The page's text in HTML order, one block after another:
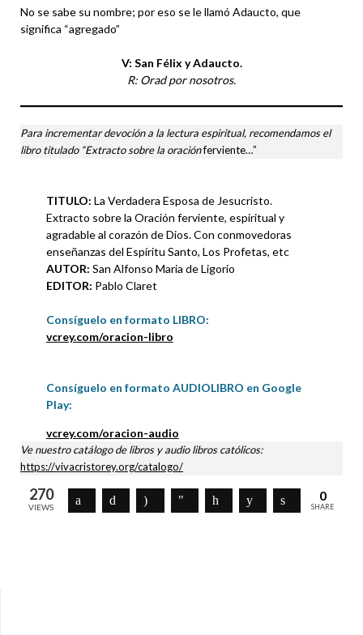
No se sabe su nombre; por eso se le llamó Adaucto, que
significa “agregado”
V: San Félix y Adaucto.
R: Orad por nosotros.
Para incrementar devoción a la lectura espiritual, recomendamos el
libro titulado “Extracto sobre la oraciónferviente…”
TITULO: La Verdadera Esposa de Jesucristo.
Extracto sobre la Oración ferviente, espiritual y
agradable al corazón de Dios. Con conmovedoras
enseñanzas del Espíritu Santo, Los Profetas, etc
AUTOR: San Alfonso Maria de Ligorio
EDITOR: Pablo Claret
Consíguelo en formato LIBRO:
vcrey.com/oracion-libro
Consíguelo en formato AUDIOLIBRO en Google
Play:
vcrey.com/oracion-audio
Ve nuestro catálogo de libros y audio libros católicos:
https://vivacristorey.org/catalogo/
270
VIEWS
0
SHARE